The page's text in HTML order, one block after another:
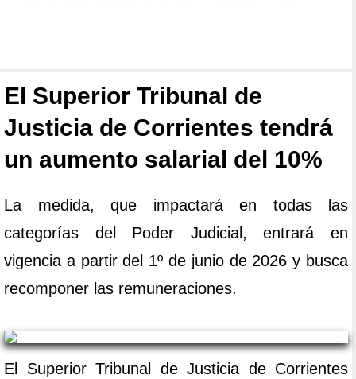
El Superior Tribunal de
Justicia de Corrientes tendrá
un aumento salarial del 10%
La medida, que impactará en todas las
categorías del Poder Judicial, entrará en
vigencia a partir del 1º de junio de 2026 y busca
recomponer las remuneraciones.
El Superior Tribunal de Justicia de Corrientes